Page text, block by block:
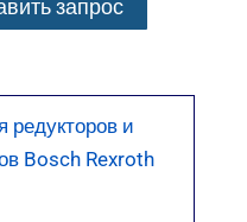
запрос
редукторов и
Bosch Rexroth